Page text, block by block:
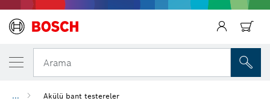
Arama
... Akülü bant testereler